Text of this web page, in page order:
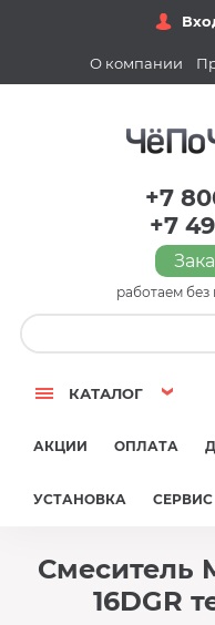
О компании
+7
+7
работаем без
КАТАЛОГ
АКЦИИ ОПЛАТА
УСТАНОВКА СЕРВИС
Смеситель
16DGR